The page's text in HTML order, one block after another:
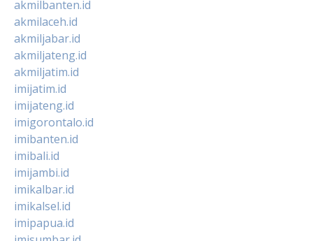
akmilbanten.id
akmilaceh.id
akmiljabar.id
akmiljateng.id
akmiljatim.id
imijatim.id
imijateng.id
imigorontalo.id
imibanten.id
imibali.id
imijambi.id
imikalbar.id
imikalsel.id
imipapua.id